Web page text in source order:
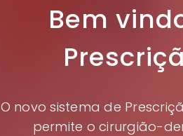
Bem
O novo sistema de
permite o cirurgião-